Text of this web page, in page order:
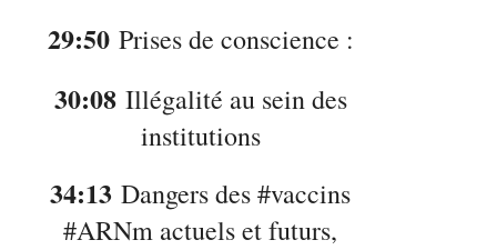
29:50 Prises de conscience :
30:08 Illégalité au sein des
institutions
34:13 Dangers des #vaccins
#ARNm actuels et futurs,